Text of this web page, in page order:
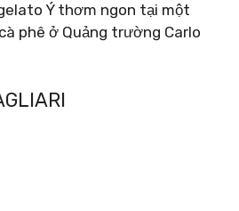
Ý thơm ngon tại một
phê ở Quảng trường Carlo